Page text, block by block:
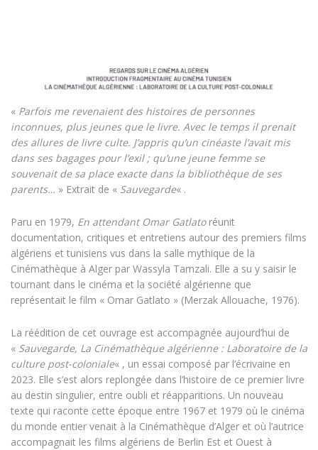
« Parfois me revenaient des histoires de personnes
inconnues, plus jeunes que le livre. Avec le temps il prenait
des allures de livre culte. J’appris qu’un cinéaste l’avait mis
dans ses bagages pour l’exil ; qu’une jeune femme se
souvenait de sa place exacte dans la bibliothèque de ses
parents… » Extrait de « Sauvegarde« .
Paru en 1979, En attendant Omar Gatlatoréunit
documentation, critiques et entretiens autour des premiers films
algériens et tunisiens vus dans la salle mythique de la
Cinémathèque à Alger par Wassyla Tamzali. Elle a su y saisir le
tournant dans le cinéma et la société algérienne que
représentait le film « Omar Gatlato » (Merzak Allouache, 1976).
La réédition de cet ouvrage est accompagnée aujourd’hui de
« Sauvegarde, La Cinémathèque algérienne : Laboratoire de la
culture post-coloniale« , un essai composé par l’écrivaine en
2023. Elle s’est alors replongée dans l’histoire de ce premier livre
au destin singulier, entre oubli et réapparitions. Un nouveau
texte qui raconte cette époque entre 1967 et 1979 où le cinéma
du monde entier venait à la Cinémathèque d’Alger et où l’autrice
accompagnait les films algériens de Berlin Est et Ouest à